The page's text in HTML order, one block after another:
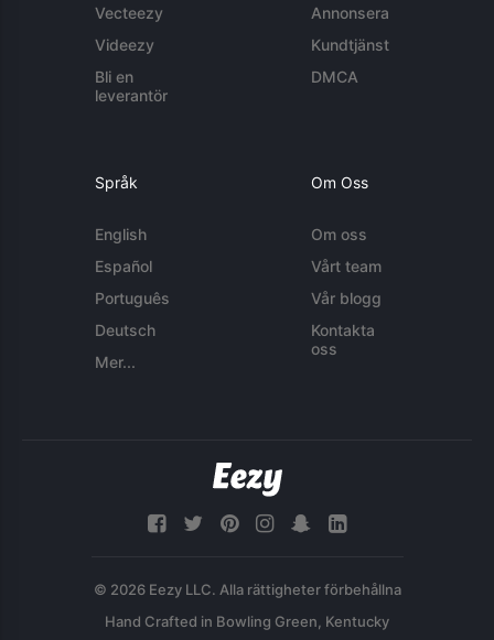
Vecteezy
Videezy
Bli en
leverantör
Annonsera
Kundtjänst
DMCA
Språk
English
Español
Português
Deutsch
Mer...
Om Oss
Om oss
Vårt team
Vår blogg
Kontakta
oss
© 2026 Eezy LLC. Alla rättigheter förbehållna